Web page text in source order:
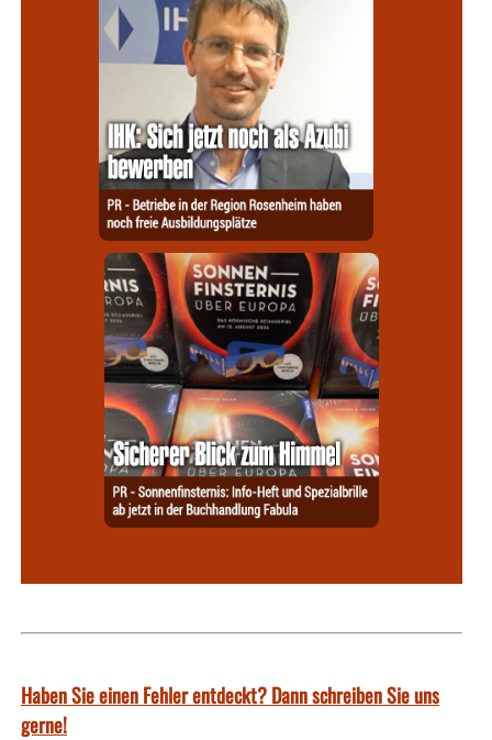
Haben Sie einen Fehler entdeckt? Dann schreiben Sie uns
gerne!